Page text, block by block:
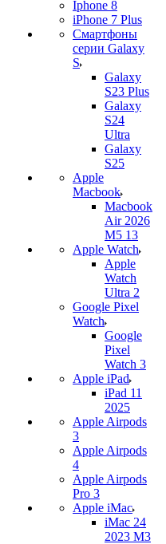
Iphone 8
iPhone 7 Plus
Смартфоны
серии Galaxy
S
Galaxy
S23 Plus
Galaxy
S24
Ultra
Galaxy
S25
Apple
Macbook
Macbook
Air 2026
M5 13
Apple Watch
Apple
Watch
Ultra 2
Google Pixel
Watch
Google
Pixel
Watch 3
Apple iPad
iPad 11
2025
Apple Airpods
3
Apple Airpods
4
Apple Airpods
Pro 3
Apple iMac
iMac 24
2023 M3